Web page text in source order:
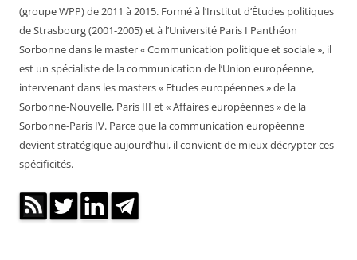
(groupe WPP) de 2011 à 2015. Formé à l’Institut d’Études politiques
de Strasbourg (2001-2005) et à l’Université Paris I Panthéon
Sorbonne dans le master « Communication politique et sociale », il
est un spécialiste de la communication de l’Union européenne,
intervenant dans les masters « Etudes européennes » de la
Sorbonne-Nouvelle, Paris III et « Affaires européennes » de la
Sorbonne-Paris IV. Parce que la communication européenne
devient stratégique aujourd’hui, il convient de mieux décrypter ces
spécificités.